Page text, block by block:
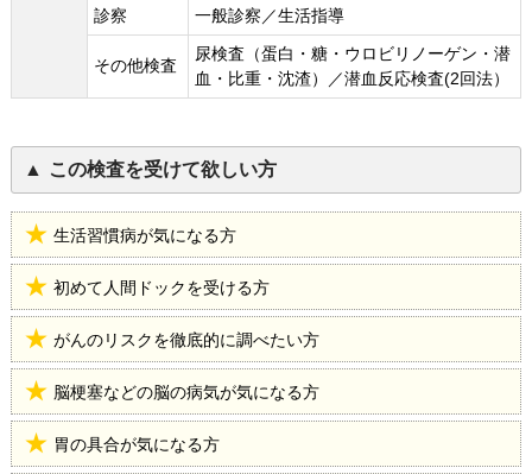
診察 一般診察／生活指導
その他検査
尿検査（蛋白・糖・ウロビリノーゲン・潜
血・比重・沈渣）／潜血反応検査(2回法）
この検査を受けて欲しい方
生活習慣病が気になる方
初めて人間ドックを受ける方
がんのリスクを徹底的に調べたい方
脳梗塞などの脳の病気が気になる方
胃の具合が気になる方